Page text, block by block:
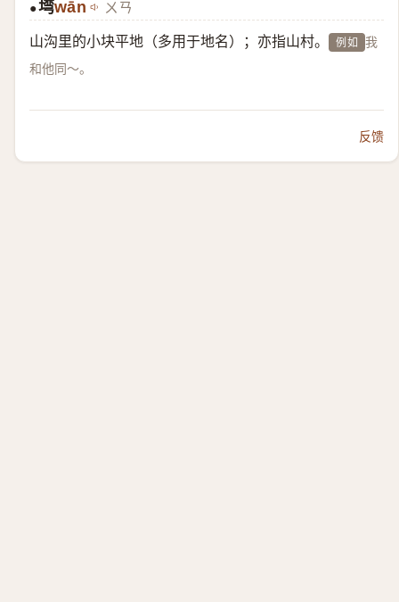
●塆wān ㄨㄢ
山沟里的小块平地（多用于地名）；亦指山村。 例如 我
和他同～。
反馈